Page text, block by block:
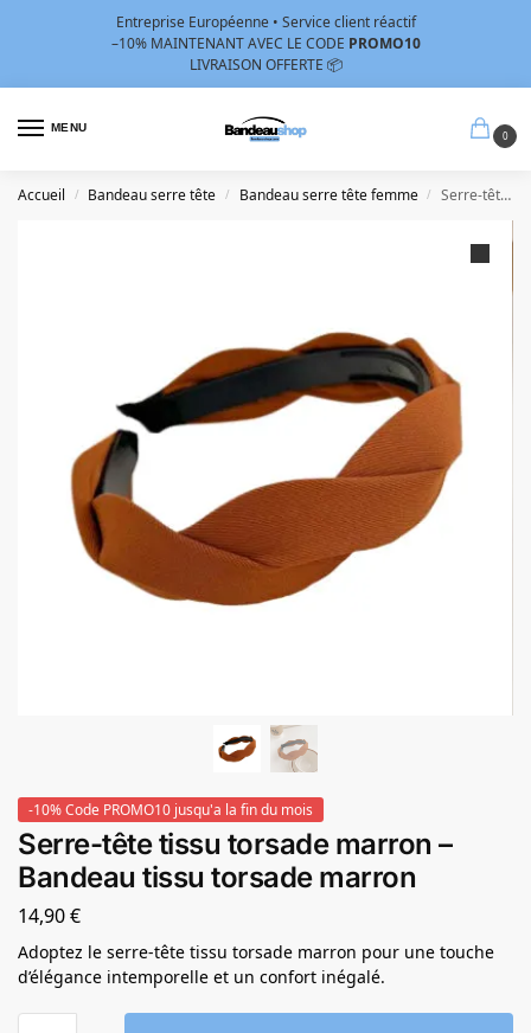
Entreprise Européenne • Service client réactif
–10% MAINTENANT AVEC LE CODE PROMO10
LIVRAISON OFFERTE 📦
MENU
0
Accueil / Bandeau serre tête / Bandeau serre tête femme / Serre-tête tissu torsade marron – Bandeau tissu torsade marron
-10% Code PROMO10 jusqu'a la fin du mois
Serre-tête tissu torsade marron –
Bandeau tissu torsade marron
14,90€
Adoptez le serre-tête tissu torsade marron pour une touche
d’élégance intemporelle et un confort inégalé.